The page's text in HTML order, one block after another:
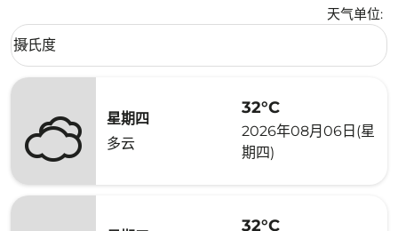
天气单位:
Weather unit option 摄氏度 Selected
摄氏度
keyboard_arrow_down
星期四
多云
32°C
2026年08月06日(星
期四)
32°C